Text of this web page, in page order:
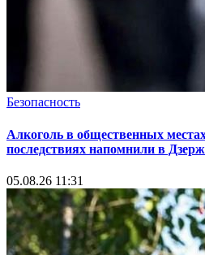
Безопасность
Алкоголь в общественных
последствиях напомнили в
05.08.26 11:31